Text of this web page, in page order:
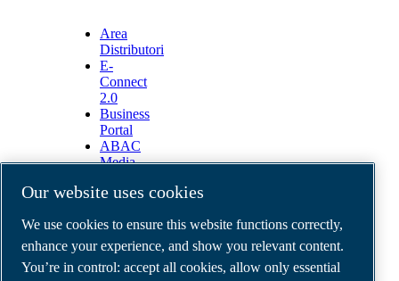
Area
Distributori
E-
Connect
2.0
Business
Portal
ABAC
Media
Legal & Privacy Notices
Order return form
Order claim form
Our website uses cookies
We use cookies to ensure this website functions correctly,
enhance your experience, and show you relevant content.
You’re in control: accept all cookies, allow only essential